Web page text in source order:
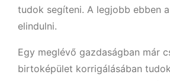
tudok segíteni. A legjobb ebben
elindulni.
Egy meglévő gazdaságban már
birtoképület korrigálásában